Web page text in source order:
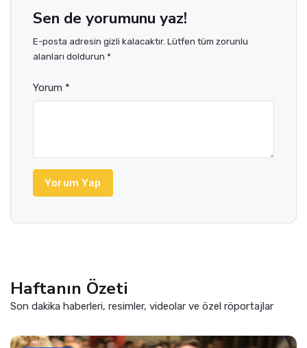
Sen de yorumunu yaz!
E-posta adresin gizli kalacaktır. Lütfen tüm zorunlu
alanları doldurun *
Yorum *
Yorum Yap
Haftanın Özeti
Son dakika haberleri, resimler, videolar ve özel röportajlar